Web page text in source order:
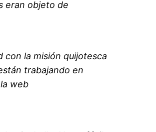
eran objeto de
con la misión quijotesca
trabajando en
web